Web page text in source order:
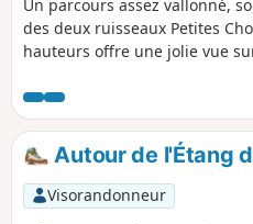
disponibles dans le Guide
circuits). En vente dans les
Un parcours assez vallonné,
des deux ruisseaux Petites
hauteurs offre une jolie vue
Autour de l'Étang
Visorandonneur